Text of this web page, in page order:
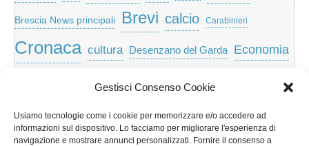
Gestisci Consenso Cookie
Usiamo tecnologie come i cookie per memorizzare e/o accedere ad
informazioni sul dispositivo. Lo facciamo per migliorare l'esperienza di
navigazione e mostrare annunci personalizzati. Fornire il consenso a
Brescia News principali Brevi calcio Carabinieri
Cronaca cultura Desenzano del Garda Economia
lago di garda Musica Nera news Notizie